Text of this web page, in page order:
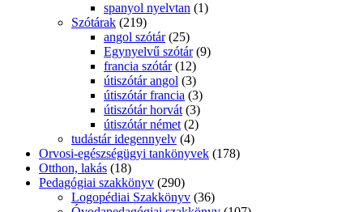
spanyol nyelvtan (1)
Szótárak (219)
angol szótár (25)
Egynyelvű szótár (9)
francia szótár (12)
útiszótár angol (3)
útiszótár francia (3)
útiszótár horvát (3)
útiszótár német (2)
tudástár idegennyelv (4)
Orvosi-egészségügyi tankönyvek (178)
Otthon, lakás (18)
Pedagógiai szakkönyv (290)
Logopédiai Szakkönyv (36)